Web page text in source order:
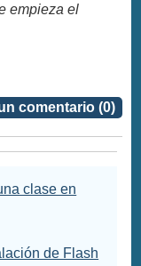
empieza el
comentario (0)
clase en
de Flash